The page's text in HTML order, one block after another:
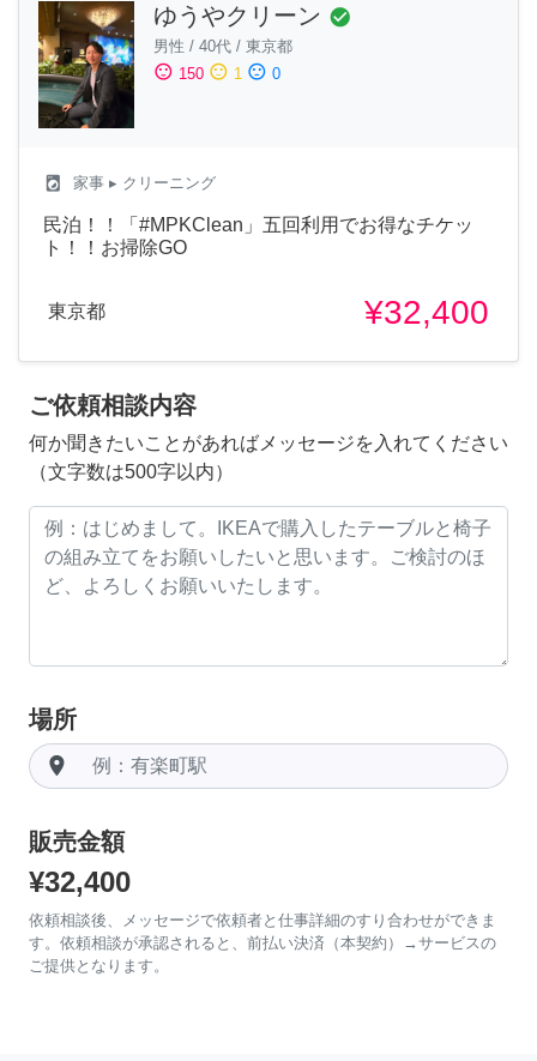
ゆうやクリーン check_circle
男性 / 40代 / 東京都
sentiment_satisfied 150 sentiment_neutral 1 sentiment_dissatisfied 0
local_laundry_service 家事 ▸ クリーニング
民泊！！「#MPKClean」五回利用でお得なチケッ
ト！！お掃除GO
東京都 ¥32,400
ご依頼相談内容
何か聞きたいことがあればメッセージを入れてください
（文字数は500字以内）
場所
room
販売金額
¥32,400
依頼相談後、メッセージで依頼者と仕事詳細のすり合わせができま
す。依頼相談が承認されると、前払い決済（本契約）→サービスの
ご提供となります。